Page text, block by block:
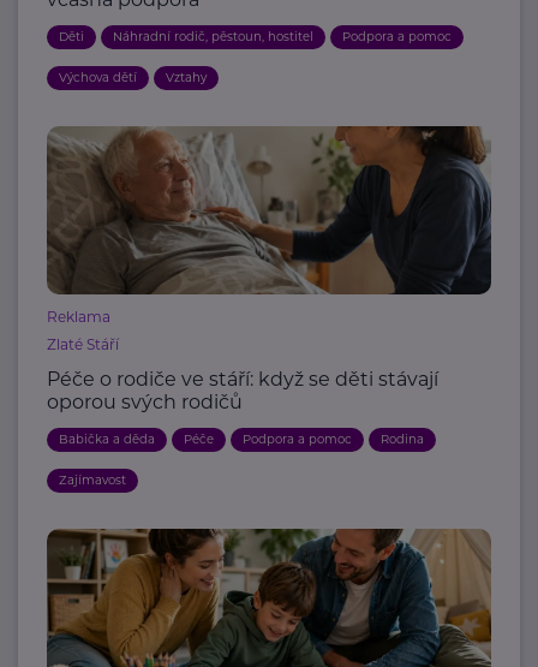
Děti Náhradní rodič, pěstoun, hostitel Podpora a pomoc
Výchova dětí Vztahy
Reklama
Zlaté Stáří
Péče o rodiče ve stáří: když se děti stávají
oporou svých rodičů
Babička a děda Péče Podpora a pomoc Rodina
Zajímavost